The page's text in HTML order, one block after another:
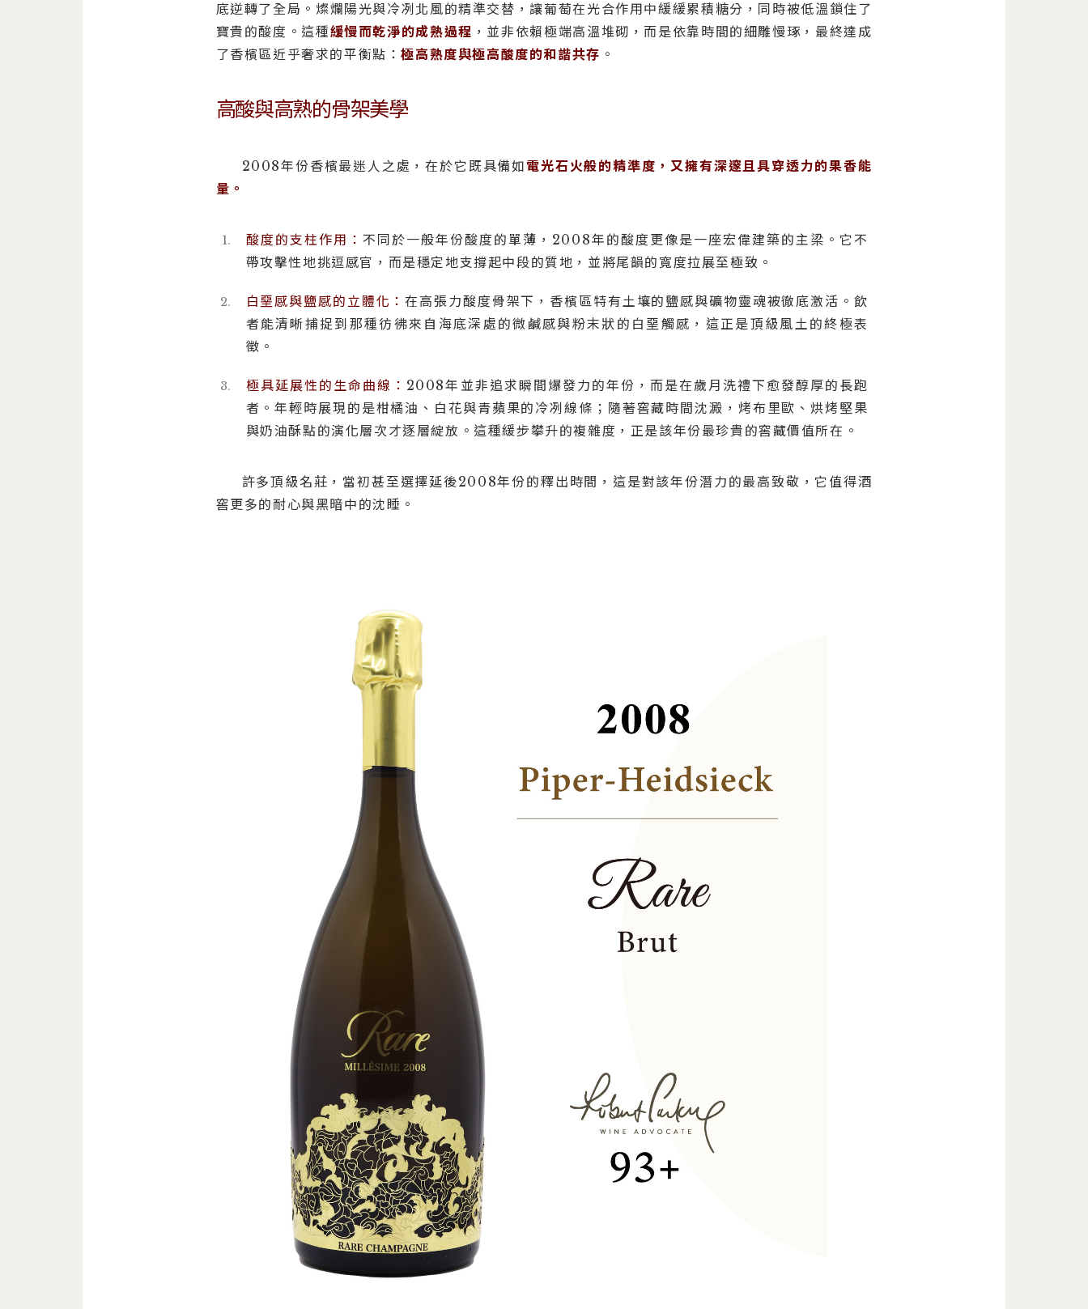
底逆轉了全局。燦爛陽光與冷冽北風的精準交替，讓葡萄在光合作用中緩緩累積糖分，同時被低溫鎖住了
寶貴的酸度。這種緩慢而乾淨的成熟過程 ，並非依賴極端高溫堆砌，而是依靠時間的細雕慢琢，最終達成
了香檳區近乎奢求的平衡點：極高熟度與極高酸度的和諧共存 。
高酸與高熟的骨架美學
2008年份香檳最迷人之處，在於它既具備如 電光石火般的精準度，又擁有深邃且具穿透力的果香能
量。
酸度的支柱作用： 不同於一般年份酸度的單薄，2008年的酸度更像是一座宏偉建築的主梁。它不
帶攻擊性地挑逗感官，而是穩定地支撐起中段的質地，並將尾韻的寬度拉展至極致。
白堊感與鹽感的立體化：在高張力酸度骨架下，香檳區特有土壤的鹽感與礦物靈魂被徹底激活。飲
者能清晰捕捉到那種彷彿來自海底深處的微鹹感與粉末狀的白堊觸感，這正是頂級風土的終極表
徵。
極具延展性的生命曲線： 2008年並非追求瞬間爆發力的年份，而是在歲月洗禮下愈發醇厚的長跑
者。年輕時展現的是柑橘油、白花與青蘋果的冷冽線條；隨著窖藏時間沈澱，烤布里歐、烘烤堅果
與奶油酥點的演化層次才逐層綻放。這種緩步攀升的複雜度，正是該年份最珍貴的窖藏價值所在。
許多頂級名莊，當初甚至選擇延後2008年份的釋出時間，這是對該年份潛力的最高致敬，它值得酒
窖更多的耐心與黑暗中的沈睡。